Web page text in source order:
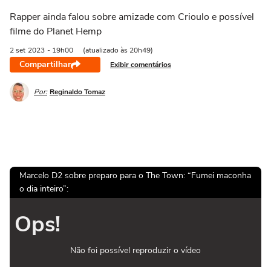
Rapper ainda falou sobre amizade com Crioulo e possível
filme do Planet Hemp
2 set 2023 - 19h00 (atualizado às 20h49)
Compartilhar Exibir comentários
Por: Reginaldo Tomaz
Marcelo D2 sobre preparo para o The Town: “Fumei maconha
o dia inteiro”:
Ops!
Não foi possível reproduzir o vídeo